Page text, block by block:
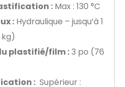
: Max : 130 °C
: Hydraulique – jusqu’à 1
plastifié/film :3 po (76
: Supérieur :